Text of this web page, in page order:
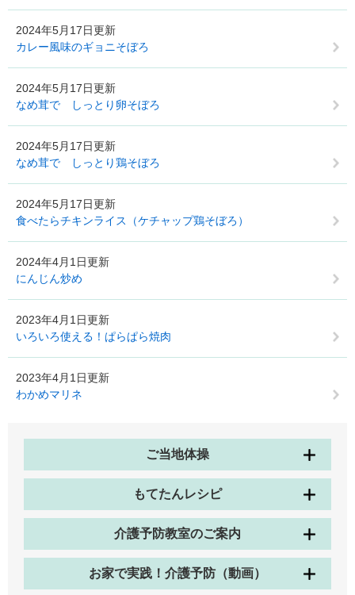
2024年5月17日更新
カレー風味のギョニそぼろ
2024年5月17日更新
なめ茸で しっとり卵そぼろ
2024年5月17日更新
なめ茸で しっとり鶏そぼろ
2024年5月17日更新
食べたらチキンライス（ケチャップ鶏そぼろ）
2024年4月1日更新
にんじん炒め
2023年4月1日更新
いろいろ使える！ぱらぱら焼肉
2023年4月1日更新
わかめマリネ
ご当地体操
もてたんレシピ
介護予防教室のご案内
お家で実践！介護予防（動画）